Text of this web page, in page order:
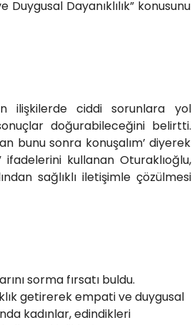
Dayanıklılık” konusunu
ilişkilerde ciddi sorunlara yol
doğurabileceğini belirtti.
bunu sonra konuşalım’ diyerek
kullanan Oturaklıoğlu,
sağlıklı iletişimle çözülmesi
sorma fırsatı buldu.
getirerek empati ve duygusal
kadınlar, edindikleri